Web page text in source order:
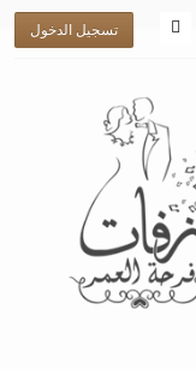
تسجيل الدخول